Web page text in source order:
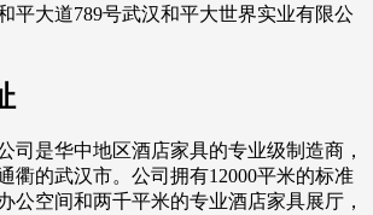
平大道789号武汉和平大世界实业有限公
司是华中地区酒店家具的专业级制造商，
衢的武汉市。公司拥有12000平米的标准
公空间和两千平米的专业酒店家具展厅，